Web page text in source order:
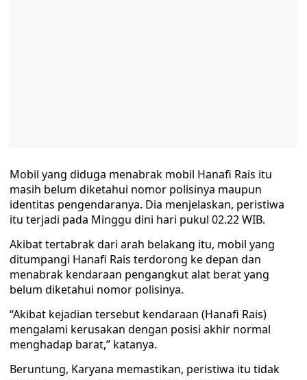
Mobil yang diduga menabrak mobil Hanafi Rais itu
masih belum diketahui nomor polisinya maupun
identitas pengendaranya. Dia menjelaskan, peristiwa
itu terjadi pada Minggu dini hari pukul 02.22 WIB.
Akibat tertabrak dari arah belakang itu, mobil yang
ditumpangi Hanafi Rais terdorong ke depan dan
menabrak kendaraan pengangkut alat berat yang
belum diketahui nomor polisinya.
“Akibat kejadian tersebut kendaraan (Hanafi Rais)
mengalami kerusakan dengan posisi akhir normal
menghadap barat,” katanya.
Beruntung, Karyana memastikan, peristiwa itu tidak